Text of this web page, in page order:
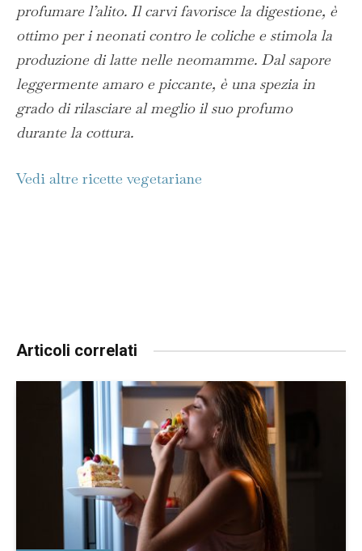
profumare l’alito. Il carvi favorisce la digestione, è
ottimo per i neonati contro le coliche e stimola la
produzione di latte nelle neomamme. Dal sapore
leggermente amaro e piccante, è una spezia in
grado di rilasciare al meglio il suo profumo
durante la cottura.
Vedi altre ricette vegetariane
Articoli correlati